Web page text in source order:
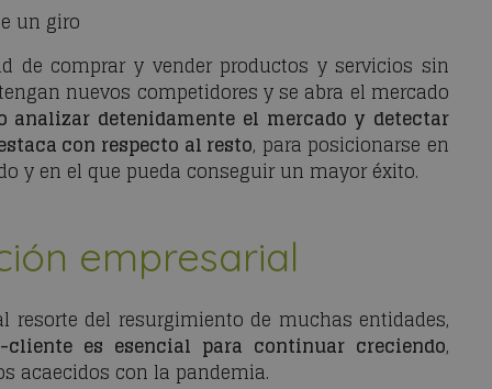
un giro
de comprar y vender productos y servicios sin
nuevos competidores y se abra el mercado
analizar detenidamente el mercado y detectar
con respecto al resto, para posicionarse en
y en el que pueda conseguir un mayor éxito.
empresarial
del resurgimiento de muchas entidades,
cliente es esencial para continuar creciendo,
acaecidos con la pandemia.